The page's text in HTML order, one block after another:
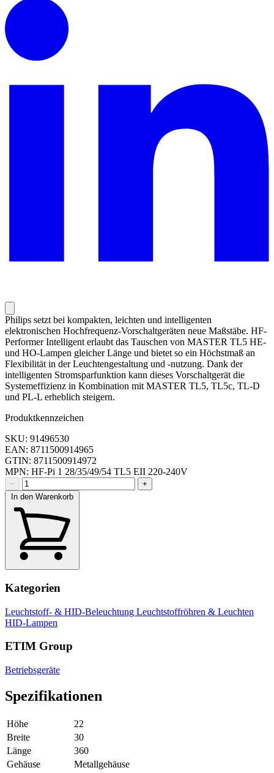
Philips setzt bei kompakten, leichten und intelligenten
elektronischen Hochfrequenz-Vorschaltgeräten neue Maßstäbe. HF-
Performer Intelligent erlaubt das Tauschen von MASTER TL5 HE-
und HO-Lampen gleicher Länge und bietet so ein Höchstmaß an
Flexibilität in der Leuchtengestaltung und -nutzung. Dank der
intelligenten Stromsparfunktion kann dieses Vorschaltgerät die
Systemeffizienz in Kombination mit MASTER TL5, TL5c, TL-D
und PL-L erheblich steigern.
Produktkennzeichen
SKU: 91496530
EAN: 8711500914965
GTIN: 8711500914972
MPN: HF-Pi 1 28/35/49/54 TL5 EII 220-240V
−
+
In den Warenkorb
Kategorien
Leuchtstoff- & HID-Beleuchtung Leuchtstoffröhren & Leuchten
HID-Lampen
ETIM Group
Betriebsgeräte
Spezifikationen
Höhe
22
Breite
30
Länge
360
Gehäuse
Metallgehäuse